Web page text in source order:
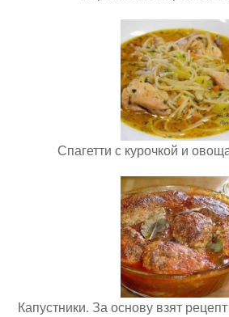
Спагетти с курочкой и
Капустники. За основу взят